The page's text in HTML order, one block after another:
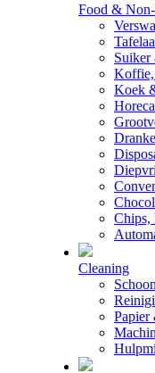
Food &
Suiker
Koffie,
Koek
Chips,
Cleaning
Papier